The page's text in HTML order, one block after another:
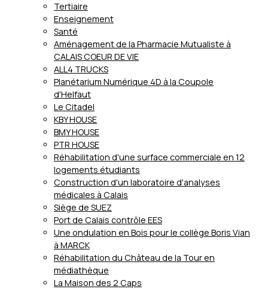
Tertiaire
Enseignement
Santé
Aménagement de la Pharmacie Mutualiste à
CALAIS COEUR DE VIE
ALL4 TRUCKS
Planétarium Numérique 4D à la Coupole
d'Helfaut
Le Citadel
KBY HOUSE
BMY HOUSE
PTR HOUSE
Réhabilitation d'une surface commerciale en 12
logements étudiants
Construction d'un laboratoire d'analyses
médicales à Calais
Siège de SUEZ
Port de Calais contrôle EES
Une ondulation en Bois pour le collège Boris Vian
à MARCK
Réhabilitation du Château de la Tour en
médiathèque
La Maison des 2 Caps